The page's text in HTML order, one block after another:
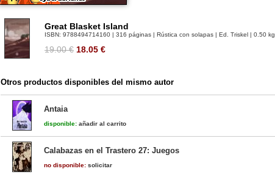
Great Blasket Island
ISBN: 9788494714160 | 316 páginas | Rústica con solapas | Ed. Triskel | 0.50 kg
19.00 € 18.05 €
Otros productos disponibles del mismo autor
Antaia
disponible: añadir al carrito
Calabazas en el Trastero 27: Juegos
no disponible: solicitar